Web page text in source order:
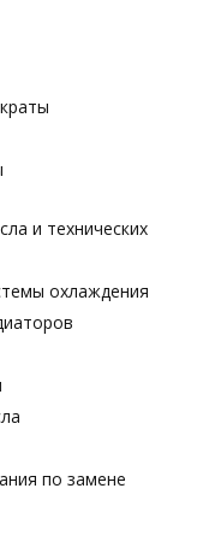
и технических
охлаждения
по замене